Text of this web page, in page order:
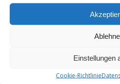
Einstellungen
Cookie-Richtlinie